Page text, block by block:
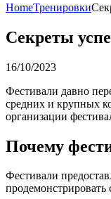
HomeТренировки
Секреты
16/10/2023
Фестивали давно
средних и крупных
организации
Почему
Фестивали
продемонстрировать